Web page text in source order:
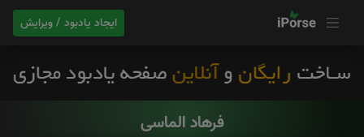
ایجاد یادبود / ویرایش
فرهاد الماسی